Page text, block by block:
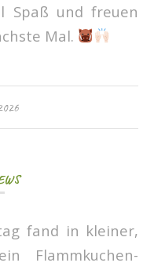
Spaß und freuen
Mal.
fand in kleiner,
Flammkuchen-